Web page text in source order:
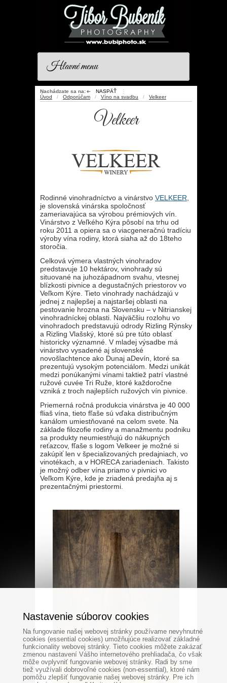
Hlavné menu
Nachádzate sa na:➜ NASPÄŤ
⋮
Úvod
/ Odporúčam / Víno na svadbu / Velkeer
Velkeer
Rodinné vinohradníctvo a vinárstvo VELKEER
je slovenská vinárska spoločnosť
zameriavajúca sa výrobou prémiových vín.
Vinárstvo z Veľkého Kýra pôsobí na trhu od
roku 2011 a opiera sa o viacgeneračnú tradíciu
výroby vína rodiny, ktorá siaha až do 18teho
storočia.
Celková výmera vlastných vinohradov
predstavuje 10 hektárov, vinohrady sú
situované na juhozápadnom svahu, vtesnej
blízkosti pivnice a degustačných priestorov vo
Veľkom Kýre. Tieto vinohrady nachádzajú v
jednej z najlepšej a najstaršej oblasti na
pestovanie hrozna na Slovensku – v Nitrianskej
vinohradníckej oblasti. Najväčšiu rozlohu vo
vinohradoch predstavujú odrody Rizling Rýnsky
a Rizling Vlašský, ktoré sú pre túto oblasť
historicky významné. V mladej výsadbe má
vinárstvo vysadené aj slovenské
novošlachtence ako Dunaj aDevín, ktoré sa
prezentujú vysokým potenciálom. Medzi unikát
medzi ponúkanými vínami taktiež patrí vlastné
ružové cuvée Tri Ruže, ktoré každoročne
vzniká z troch najlepších ružových vín pivnice.
Priemerná ročná produkcia vinárstva je 40 000
fliaš vína, tieto fľaše sú vďaka distribučným
kanálom umiestňované na celom svete. Na
základe filozofie rodiny a manažmentu podniku
sa produkty neumiestňujú do nákupných
reťazcov, fľaše s logom Velkeer je možné si
zakúpiť len v špecializovaných predajniach, vo
vinotékach, a v HORECA zariadeniach. Takisto
je možný odber vína priamo v pivnici vo
Veľkom Kýre, kde je zriadená predajňa aj s
prezentačnými priestormi.
Nastavenie súborov cookies
Na fungovanie našej webovej stránky používame nevyhnutné
cookies (essential cookies) umožňujúce realizovať základné
funkcionality webovej stránky. Tieto cookies môžete zakázať
zmenou nastavení Vášho internetového prehliadača, čo však
môže ovplyvniť fungovanie webovej stránky. Radi by sme
tiež využívali dobrovoľné cookies (non-essential), ktoré nám
pomôžu zlepšiť fungovanie našej webovej stránky. Pre ich